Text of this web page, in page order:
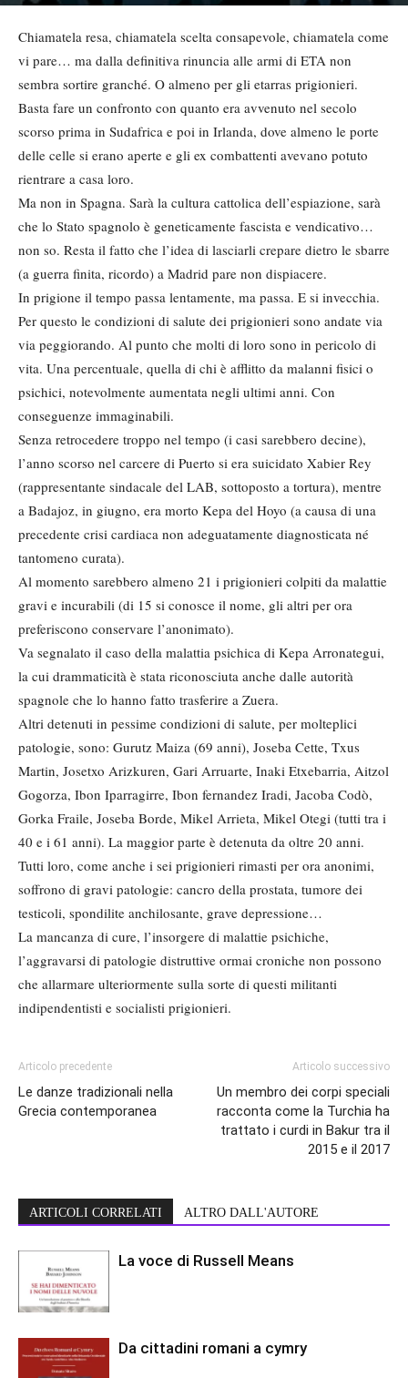
Chiamatela resa, chiamatela scelta consapevole, chiamatela come
vi pare… ma dalla definitiva rinuncia alle armi di ETA non
sembra sortire granché. O almeno per gli etarras prigionieri.
Basta fare un confronto con quanto era avvenuto nel secolo
scorso prima in Sudafrica e poi in Irlanda, dove almeno le porte
delle celle si erano aperte e gli ex combattenti avevano potuto
rientrare a casa loro.
Ma non in Spagna. Sarà la cultura cattolica dell’espiazione, sarà
che lo Stato spagnolo è geneticamente fascista e vendicativo…
non so. Resta il fatto che l’idea di lasciarli crepare dietro le sbarre
(a guerra finita, ricordo) a Madrid pare non dispiacere.
In prigione il tempo passa lentamente, ma passa. E si invecchia.
Per questo le condizioni di salute dei prigionieri sono andate via
via peggiorando. Al punto che molti di loro sono in pericolo di
vita. Una percentuale, quella di chi è afflitto da malanni fisici o
psichici, notevolmente aumentata negli ultimi anni. Con
conseguenze immaginabili.
Senza retrocedere troppo nel tempo (i casi sarebbero decine),
l’anno scorso nel carcere di Puerto si era suicidato Xabier Rey
(rappresentante sindacale del LAB, sottoposto a tortura), mentre
a Badajoz, in giugno, era morto Kepa del Hoyo (a causa di una
precedente crisi cardiaca non adeguatamente diagnosticata né
tantomeno curata).
Al momento sarebbero almeno 21 i prigionieri colpiti da malattie
gravi e incurabili (di 15 si conosce il nome, gli altri per ora
preferiscono conservare l’anonimato).
Va segnalato il caso della malattia psichica di Kepa Arronategui,
la cui drammaticità è stata riconosciuta anche dalle autorità
spagnole che lo hanno fatto trasferire a Zuera.
Altri detenuti in pessime condizioni di salute, per molteplici
patologie, sono: Gurutz Maiza (69 anni), Joseba Cette, Txus
Martin, Josetxo Arizkuren, Gari Arruarte, Inaki Etxebarria, Aitzol
Gogorza, Ibon Iparragirre, Ibon fernandez Iradi, Jacoba Codò,
Gorka Fraile, Joseba Borde, Mikel Arrieta, Mikel Otegi (tutti tra i
40 e i 61 anni). La maggior parte è detenuta da oltre 20 anni.
Tutti loro, come anche i sei prigionieri rimasti per ora anonimi,
soffrono di gravi patologie: cancro della prostata, tumore dei
testicoli, spondilite anchilosante, grave depressione…
La mancanza di cure, l’insorgere di malattie psichiche,
l’aggravarsi di patologie distruttive ormai croniche non possono
che allarmare ulteriormente sulla sorte di questi militanti
indipendentisti e socialisti prigionieri.
Articolo precedente
Le danze tradizionali nella
Grecia contemporanea
Articolo successivo
Un membro dei corpi speciali
racconta come la Turchia ha
trattato i curdi in Bakur tra il
2015 e il 2017
ARTICOLI CORRELATI ALTRO DALL'AUTORE
La voce di Russell Means
Da cittadini romani a cymry